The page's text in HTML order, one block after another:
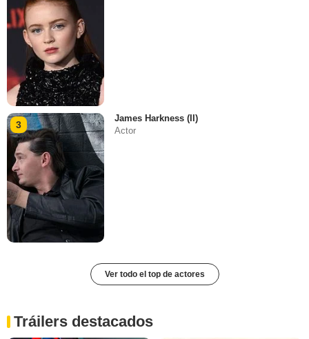
3
James Harkness (II)
Actor
Ver todo el top de actores
Tráilers destacados